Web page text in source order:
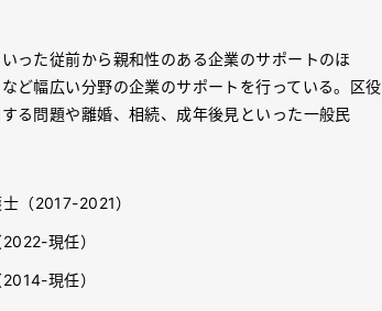
った従前から親和性のある企業のサポートのほ
ど幅広い分野の企業のサポートを行っている。区役
る問題や離婚、相続、成年後見といった一般民
（2017-2021）
現任）
現任）